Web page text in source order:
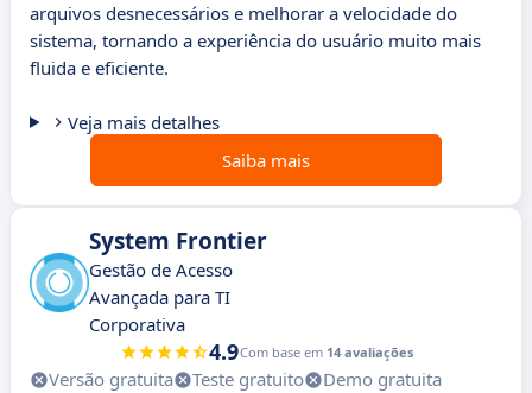
arquivos desnecessários e melhorar a velocidade do
sistema, tornando a experiência do usuário muito mais
fluida e eficiente.
Veja mais detalhes
Saiba mais
System Frontier
Gestão de Acesso
Avançada para TI
Corporativa
4.9Com base em 14 avaliações
Versão gratuita Teste gratuito
Demo gratuita